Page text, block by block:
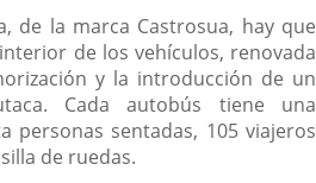
de la marca Castrosua, hay que
de los vehículos, renovada
y la introducción de un
Cada autobús tiene una
personas sentadas, 105 viajeros
de ruedas.